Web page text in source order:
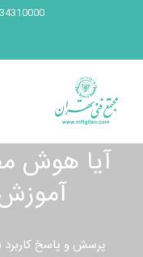
content
آیا هوش
پرسش و پاسخ کاربرد